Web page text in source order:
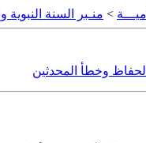
> منـبر السنة النبوية
وخطأ المحدثين